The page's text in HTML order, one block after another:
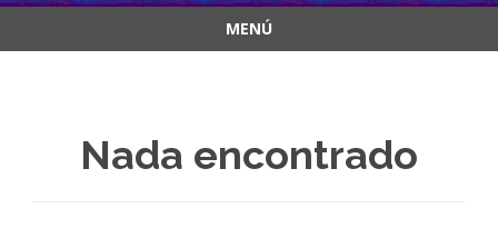
MENÚ
Nada encontrado